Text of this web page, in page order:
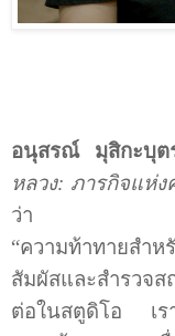
อนุสรณ์ มุสิกะบุต
หลวง: ภารกิจแห่ง
ว่า
“ความท้าทายสำห
สัมผัสและสำรวจ
ต่อในสตูดิโอ เร